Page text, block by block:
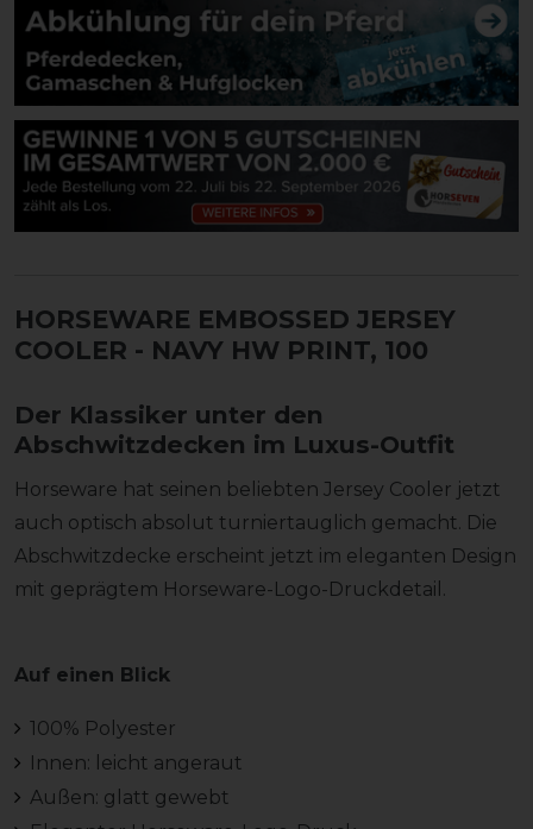
HORSEWARE EMBOSSED JERSEY
COOLER - NAVY HW PRINT, 100
Der Klassiker unter den
Abschwitzdecken im Luxus-Outfit
Horseware hat seinen beliebten Jersey Cooler jetzt
auch optisch absolut turniertauglich gemacht. Die
Abschwitzdecke erscheint jetzt im eleganten Design
mit geprägtem Horseware-Logo-Druckdetail.
Auf einen Blick
100% Polyester
Innen: leicht angeraut
Außen: glatt gewebt